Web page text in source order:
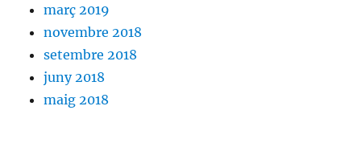
març 2019
novembre 2018
setembre 2018
juny 2018
maig 2018